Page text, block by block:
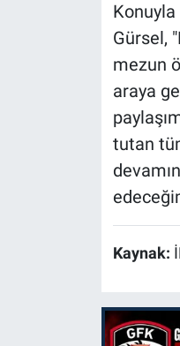
Gürsel,
mezun
araya
tutan
Kaynak: